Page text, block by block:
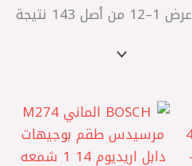
عرض 1–12 من أصل 143 نتيجة